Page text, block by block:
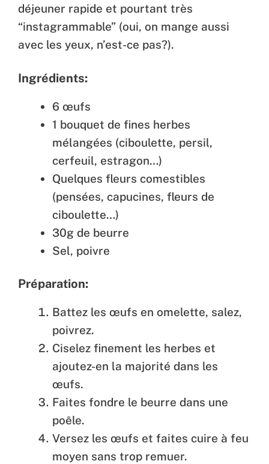
déjeuner rapide et pourtant très
“instagrammable” (oui, on mange aussi
avec les yeux, n’est-ce pas?).
Ingrédients:
6 œufs
1 bouquet de fines herbes
mélangées (ciboulette, persil,
cerfeuil, estragon…)
Quelques fleurs comestibles
(pensées, capucines, fleurs de
ciboulette…)
30g de beurre
Sel, poivre
Préparation:
Battez les œufs en omelette, salez,
poivrez.
Ciselez finement les herbes et
ajoutez-en la majorité dans les
œufs.
Faites fondre le beurre dans une
poêle.
Versez les œufs et faites cuire à feu
moyen sans trop remuer.